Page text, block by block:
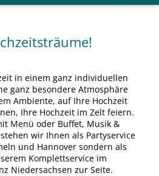
in einem ganz individuellen
ganz besondere Atmosphäre
Ambiente, auf Ihre Hochzeit
Ihre Hochzeit im Zelt feiern.
Menü oder Buffet, Musik &
wir Ihnen als Partyservice
und Hannover sondern als
Komplettservice im
Niedersachsen zur Seite.